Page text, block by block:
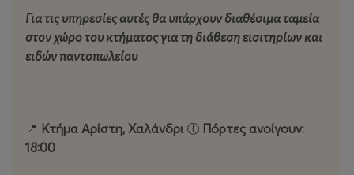
🕦18:30 _ 4+ ΕΤΩΝ
🕦19:30_ 6+ ΕΤΩΝ
Πειράματα με νερό, μικρές ανακαλύψεις και εγγυημένες
Για τις υπηρεσίες αυτές θα υπάρχουν διαθέσιμα ταμεία
στον χώρο του κτήματος για τη διάθεση εισιτηρίων και
ειδών παντοπωλείου
📍 Κτήμα Αρίστη, Χαλάνδρι 🕕 Πόρτες ανοίγουν:
18:00